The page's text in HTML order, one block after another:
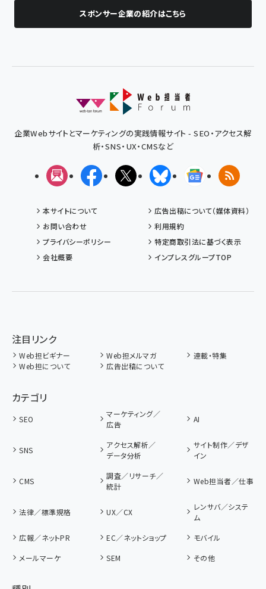
スポンサー企業の紹介はこちら
企業Webサイトとマーケティングの実践情報サイト - SEO・アクセス解
析・SNS・UX・CMSなど
メルマガFacebookX(エックス)BlueskyGoogleニュ
RSS
本サイトについて
広告出稿について（媒体資料）
お問い合わせ
利用規約
プライバシーポリシー
特定商取引法に基づく表示
会社概要
インプレスグループTOP
注目リンク
Web担ビギナー Web担メルマガ
連載・特集
Web担について
広告出稿について
カテゴリ
SEO
マーケティング／
広告
AI
SNS
アクセス解析／
データ分析
サイト制作／デザ
イン
CMS
調査／リサーチ／
統計
Web担当者／仕事
法律／標準規格 UX／CX
レンサバ／システ
ム
広報／ネットPR
EC／ネットショップ
モバイル
メールマーケ
SEM その他